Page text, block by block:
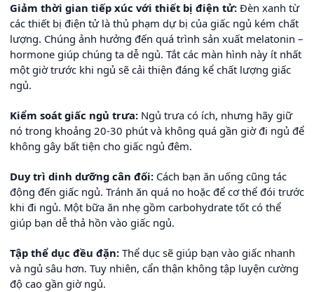
Giảm thời gian tiếp xúc với thiết bị điện tử: Đèn xanh từ
các thiết bị điện tử là thủ phạm dự bị của giấc ngủ kém chất
lượng. Chúng ảnh hưởng đến quá trình sản xuất melatonin –
hormone giúp chúng ta dễ ngủ. Tắt các màn hình này ít nhất
một giờ trước khi ngủ sẽ cải thiện đáng kể chất lượng giấc
ngủ.
Kiểm soát giấc ngủ trưa: Ngủ trưa có ích, nhưng hãy giữ
nó trong khoảng 20-30 phút và không quá gần giờ đi ngủ để
không gây bất tiện cho giấc ngủ đêm.
Duy trì dinh dưỡng cân đối: Cách bạn ăn uống cũng tác
động đến giấc ngủ. Tránh ăn quá no hoặc để cơ thể đói trước
khi đi ngủ. Một bữa ăn nhẹ gồm carbohydrate tốt có thể
giúp bạn dễ thả hồn vào giấc ngủ.
Tập thể dục đều đặn: Thể dục sẽ giúp bạn vào giấc nhanh
và ngủ sâu hơn. Tuy nhiên, cẩn thận không tập luyện cường
độ cao gần giờ ngủ.